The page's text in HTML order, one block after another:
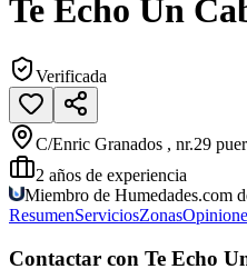
Te Echo Un
Verificada
C/Enric Granados , nr.29
2 años de experiencia
Miembro de Humedades.com
ResumenServiciosZonas
Contactar con Te Echo